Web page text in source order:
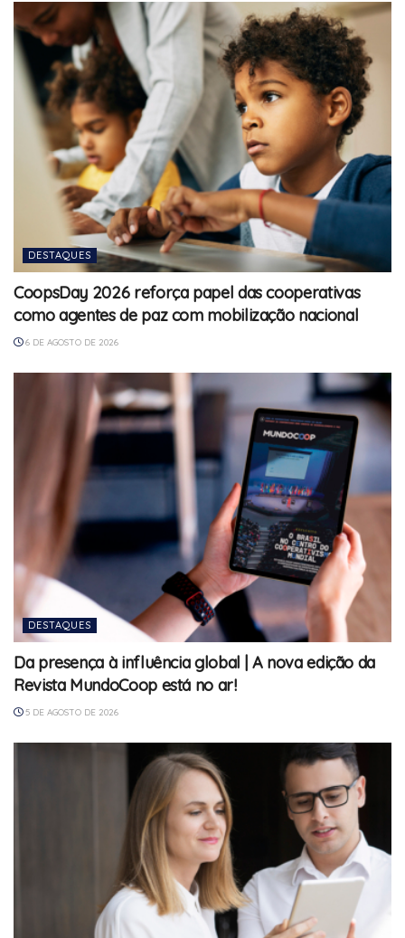
DESTAQUES
CoopsDay 2026 reforça papel das cooperativas
como agentes de paz com mobilização nacional
6 DE AGOSTO DE 2026
DESTAQUES
Da presença à influência global | A nova edição da
Revista MundoCoop está no ar!
5 DE AGOSTO DE 2026